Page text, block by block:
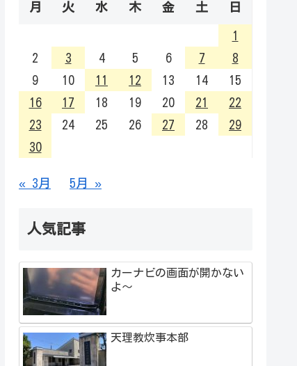
月 火 水 木 金 土 日
1
2
3 4 5 6 7
8
9
10 11 12 13 14
15
16
17 18 19 20 21
22
23
24 25 26 27 28
29
30
« 3月 5月 »
人気記事
カーナビの画面が開かない
よ～
天理教炊事本部